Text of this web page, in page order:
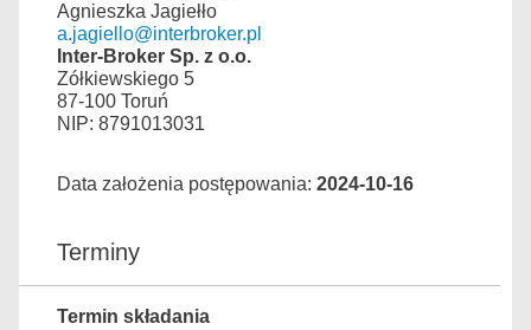
Agnieszka Jagiełło
a.jagiello@interbroker.pl
Inter-Broker Sp. z o.o.
Zółkiewskiego 5
87-100 Toruń
NIP: 8791013031
Data założenia postępowania: 2024-10-16
Terminy
Termin składania